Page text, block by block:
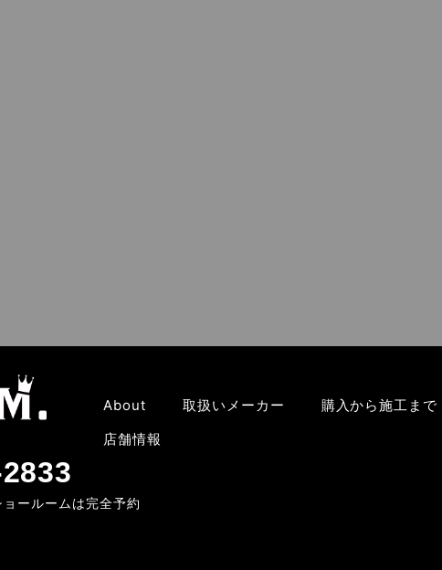
About 取扱いメーカー 購入から施工まで
店舗情報
ールームは完全予約